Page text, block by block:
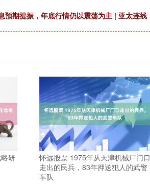
预期提振，年底行情仍以震荡为主 | 亚太连线
研
怀远股票 1975年从天津机械厂门口
走出的民兵，83年押送犯人的武警
车队